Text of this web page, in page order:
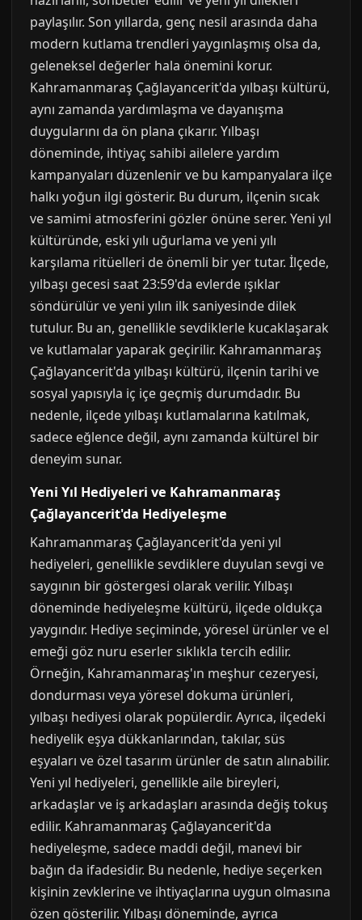
paylaşılır. Son yıllarda, genç nesil arasında daha
modern kutlama trendleri yaygınlaşmış olsa da,
geleneksel değerler hala önemini korur.
Kahramanmaraş Çağlayancerit'da yılbaşı kültürü,
aynı zamanda yardımlaşma ve dayanışma
duygularını da ön plana çıkarır. Yılbaşı
döneminde, ihtiyaç sahibi ailelere yardım
kampanyaları düzenlenir ve bu kampanyalara ilçe
halkı yoğun ilgi gösterir. Bu durum, ilçenin sıcak
ve samimi atmosferini gözler önüne serer. Yeni yıl
kültüründe, eski yılı uğurlama ve yeni yılı
karşılama ritüelleri de önemli bir yer tutar. İlçede,
yılbaşı gecesi saat 23:59'da evlerde ışıklar
söndürülür ve yeni yılın ilk saniyesinde dilek
tutulur. Bu an, genellikle sevdiklerle kucaklaşarak
ve kutlamalar yaparak geçirilir. Kahramanmaraş
Çağlayancerit'da yılbaşı kültürü, ilçenin tarihi ve
sosyal yapısıyla iç içe geçmiş durumdadır. Bu
nedenle, ilçede yılbaşı kutlamalarına katılmak,
sadece eğlence değil, aynı zamanda kültürel bir
deneyim sunar.
Yeni Yıl Hediyeleri ve Kahramanmaraş
Çağlayancerit'da Hediyeleşme
Kahramanmaraş Çağlayancerit'da yeni yıl
hediyeleri, genellikle sevdiklere duyulan sevgi ve
saygının bir göstergesi olarak verilir. Yılbaşı
döneminde hediyeleşme kültürü, ilçede oldukça
yaygındır. Hediye seçiminde, yöresel ürünler ve el
emeği göz nuru eserler sıklıkla tercih edilir.
Örneğin, Kahramanmaraş'ın meşhur cezeryesi,
dondurması veya yöresel dokuma ürünleri,
yılbaşı hediyesi olarak popülerdir. Ayrıca, ilçedeki
hediyelik eşya dükkanlarından, takılar, süs
eşyaları ve özel tasarım ürünler de satın alınabilir.
Yeni yıl hediyeleri, genellikle aile bireyleri,
arkadaşlar ve iş arkadaşları arasında değiş tokuş
edilir. Kahramanmaraş Çağlayancerit'da
hediyeleşme, sadece maddi değil, manevi bir
bağın da ifadesidir. Bu nedenle, hediye seçerken
kişinin zevklerine ve ihtiyaçlarına uygun olmasına
özen gösterilir. Yılbaşı döneminde, ayrıca